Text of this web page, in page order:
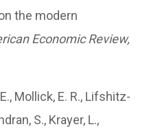
the modern
Economic Review,
Mollick, E. R., Lifshitz-
S., Krayer, L.,